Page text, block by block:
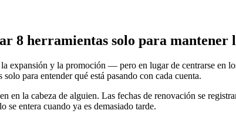
8 herramientas solo para mantener
expansión y la promoción — pero en lugar de centrarse en
para entender qué está pasando con cada cuenta.
la cabeza de alguien. Las fechas de renovación se
entera cuando ya es demasiado tarde.